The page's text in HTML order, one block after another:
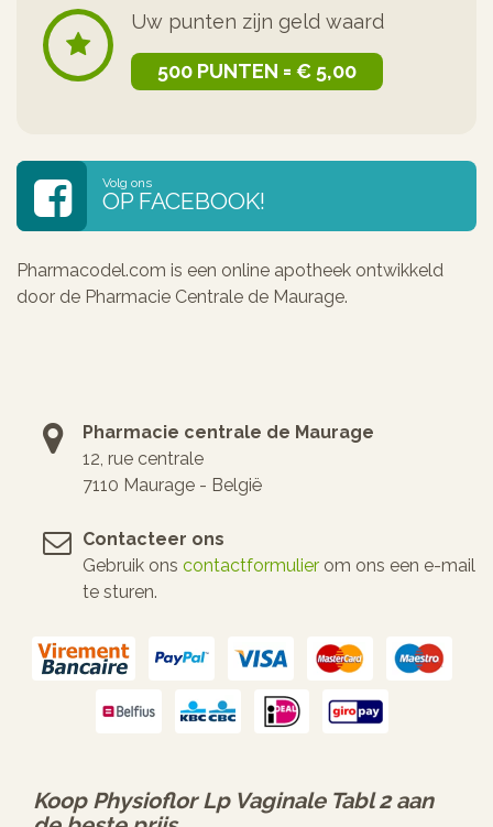
Uw punten zijn geld waard
500 PUNTEN = € 5,00
Volg ons
OP FACEBOOK!
Pharmacodel.com is een online apotheek ontwikkeld
door de Pharmacie Centrale de Maurage.
Pharmacie centrale de Maurage
12, rue centrale
7110 Maurage - België
Contacteer ons
Gebruik ons contactformulier om ons een e-mail
te sturen.
Koop Physioflor Lp Vaginale Tabl 2aan